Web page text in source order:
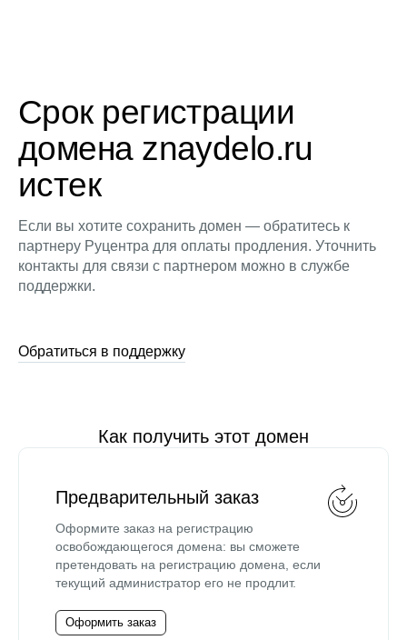
Срок регистрации
домена znaydelo.ru
истек
Если вы хотите сохранить домен — обратитесь к
партнеру Руцентра для оплаты продления. Уточнить
контакты для связи с партнером можно в службе
поддержки.
Обратиться в поддержку
Как получить этот домен
Предварительный заказ
Оформите заказ на регистрацию
освобождающегося домена: вы сможете
претендовать на регистрацию домена, если
текущий администратор его не продлит.
Оформить заказ